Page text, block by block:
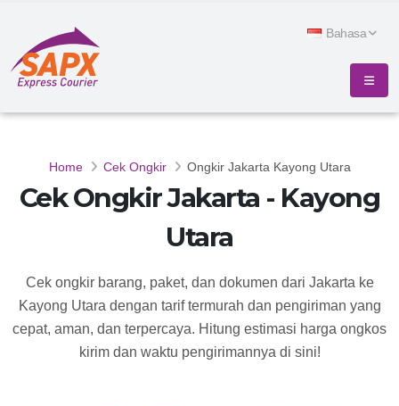
Bahasa
Home Cek Ongkir Ongkir Jakarta Kayong Utara
Cek Ongkir Jakarta - Kayong
Utara
Cek ongkir barang, paket, dan dokumen dari Jakarta ke
Kayong Utara dengan tarif termurah dan pengiriman yang
cepat, aman, dan terpercaya. Hitung estimasi harga ongkos
kirim dan waktu pengirimannya di sini!